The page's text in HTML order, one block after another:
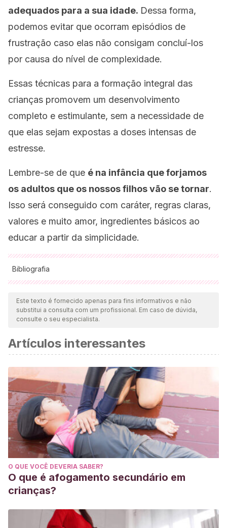
adequados para a sua idade. Dessa forma,
podemos evitar que ocorram episódios de
frustração caso elas não consigam concluí-los
por causa do nível de complexidade.
Essas técnicas para a formação integral das
crianças promovem um desenvolvimento
completo e estimulante, sem a necessidade de
que elas sejam expostas a doses intensas de
estresse.
Lembre-se de que é na infância que forjamos
os adultos que os nossos filhos vão se tornar.
Isso será conseguido com caráter, regras claras,
valores e muito amor, ingredientes básicos ao
educar a partir da simplicidade.
Bibliografia
Todas as fontes citadas foram minuciosamente revisadas por
nossa equipe para garantir sua qualidade, confiabilidade,
atualidade e validade. A bibliografia deste artigo foi
cientificamente.
CATAUDELLA, E.Simplicity Parenting.
http://www.imfcanada.org/sites/default/files/
Cherry, K.(2012). Parenting styles.
The Four Styles of
Parenting.
https://locallocale.wordpress.com/2011/05/11/whats-
parenting-style-got-to-do-with-it/
Este texto é fornecido apenas para fins informativos e não
substitui a consulta com um profissional. Em caso de dúvida,
consulte o seu especialista.
Artículos interessantes
O QUE VOCÊ DEVERIA SABER?
O que é afogamento secundário em
crianças?